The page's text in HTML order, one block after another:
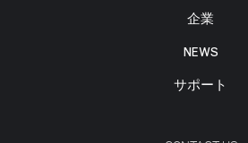
企業
NEWS
サポート